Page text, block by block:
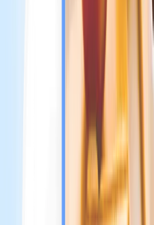
Copia e importa il link